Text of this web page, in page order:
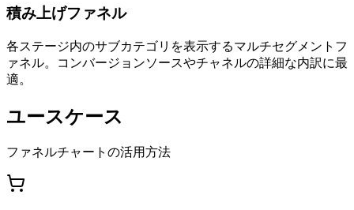
積み上げファネル
各ステージ内のサブカテゴリを表示するマルチセグメントフ
ァネル。コンバージョンソースやチャネルの詳細な内訳に最
適。
ユースケース
ファネルチャートの活用方法